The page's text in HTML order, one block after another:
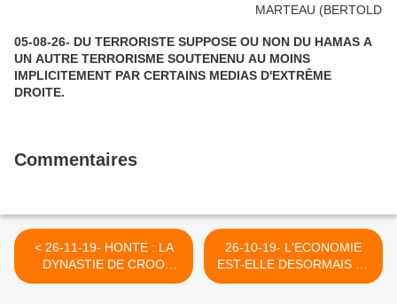
05-08-26- DU TERRORISTE SUPPOSE OU NON DU HAMAS A
UN AUTRE TERRORISME SOUTENENU AU MOINS
IMPLICITEMENT PAR CERTAINS MEDIAS D'EXTRÊME
DROITE.
Commentaires
< 26-11-19- HONTE : LA
DYNASTIE DE CROO
CROQUEUSE DE
26-10-19- L'ECONOMIE
EST-ELLE DESORMAIS LE
DISCOURS DES